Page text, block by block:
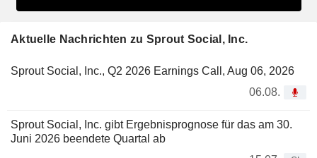
Aktuelle Nachrichten zu Sprout Social, Inc.
Sprout Social, Inc., Q2 2026 Earnings Call, Aug 06, 2026
06.08.
Sprout Social, Inc. gibt Ergebnisprognose für das am 30.
Juni 2026 beendete Quartal ab